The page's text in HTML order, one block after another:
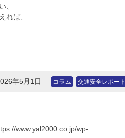
、
れば、
年5月1日 コラム 交通安全レポート
www.yal2000.co.jp/wp-